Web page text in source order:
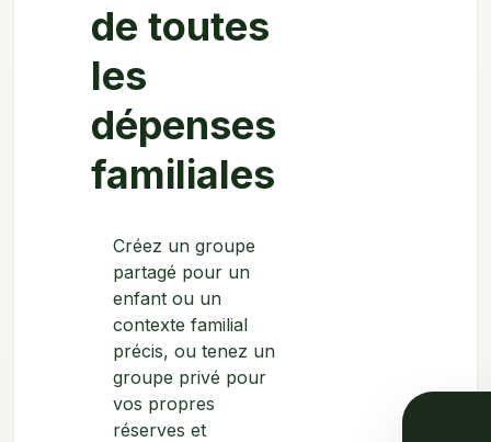
de toutes
les
dépenses
familiales
Créez un groupe
partagé pour un
enfant ou un
contexte familial
précis, ou tenez un
groupe privé pour
vos propres
réserves et